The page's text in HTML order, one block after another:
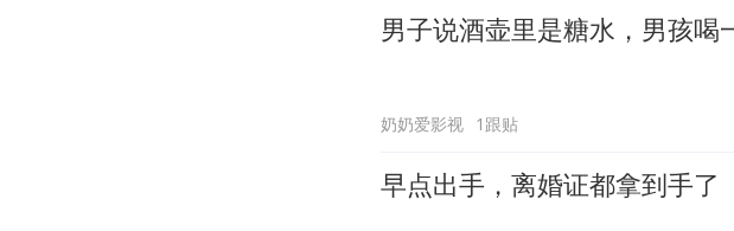
男子说酒壶里是糖水，男孩喝
奶奶爱影视 1跟贴
早点出手，离婚证都拿到手了